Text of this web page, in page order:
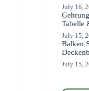
July 16,
Tabelle
July 15,
Balken
July 15,